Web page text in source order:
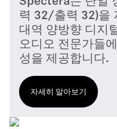
력 32/출력 32)을
대역 양방향 디지
오디오 전문가들
성을 제공합니다.
자세히 알아보기